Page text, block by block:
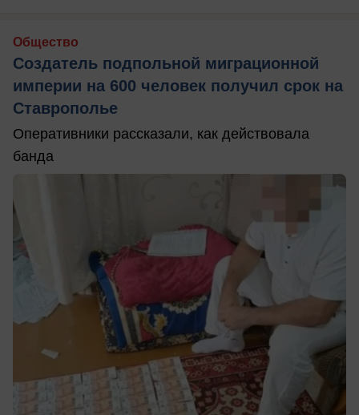
Общество
Создатель подпольной миграционной
империи на 600 человек получил срок на
Ставрополье
Оперативники рассказали, как действовала
банда